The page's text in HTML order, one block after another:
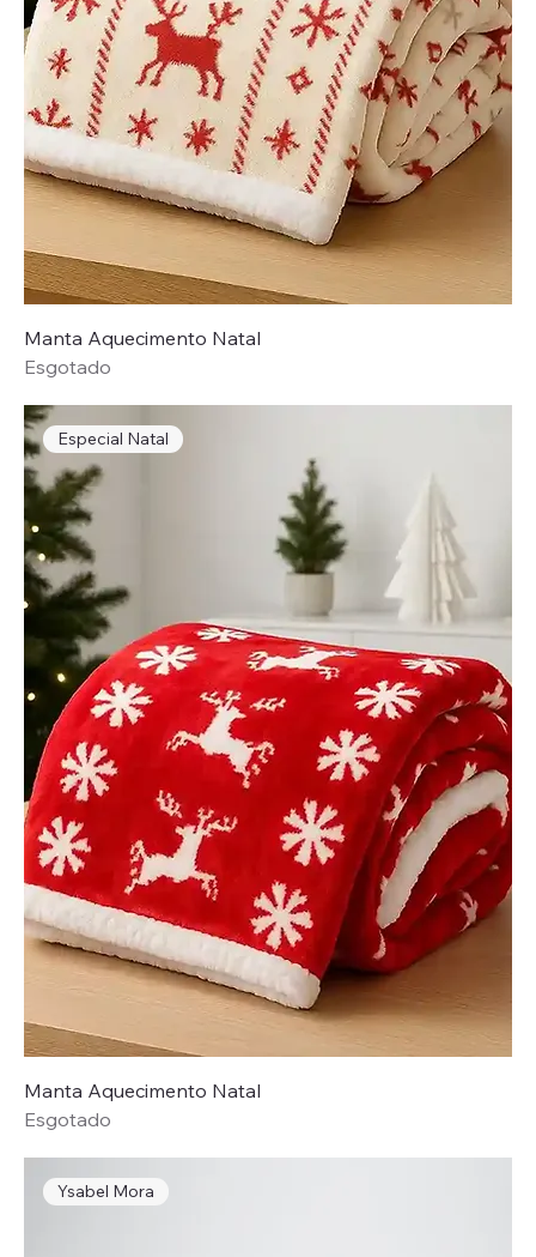
Manta Aquecimento Natal
Esgotado
Especial Natal
Manta Aquecimento Natal
Esgotado
Ysabel Mora